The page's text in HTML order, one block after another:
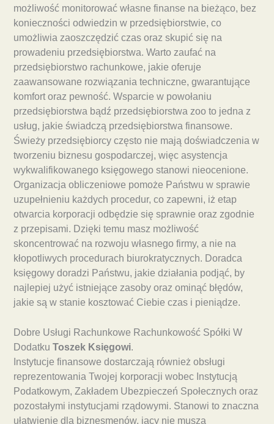
możliwość monitorować własne finanse na bieżąco, bez
konieczności odwiedzin w przedsiębiorstwie, co
umożliwia zaoszczędzić czas oraz skupić się na
prowadeniu przedsiębiorstwa. Warto zaufać na
przedsiębiorstwo rachunkowe, jakie oferuje
zaawansowane rozwiązania techniczne, gwarantujące
komfort oraz pewność. Wsparcie w powołaniu
przedsiębiorstwa bądź przedsiębiorstwa zoo to jedna z
usług, jakie świadczą przedsiębiorstwa finansowe.
Świeży przedsiębiorcy często nie mają doświadczenia w
tworzeniu biznesu gospodarczej, więc asystencja
wykwalifikowanego księgowego stanowi nieocenione.
Organizacja obliczeniowe pomoże Państwu w sprawie
uzupełnieniu każdych procedur, co zapewni, iż etap
otwarcia korporacji odbędzie się sprawnie oraz zgodnie
z przepisami. Dzięki temu masz możliwość
skoncentrować na rozwoju własnego firmy, a nie na
kłopotliwych procedurach biurokratycznych. Doradca
księgowy doradzi Państwu, jakie działania podjąć, by
najlepiej użyć istniejące zasoby oraz ominąć błędów,
jakie są w stanie kosztować Ciebie czas i pieniądze.
Dobre Usługi Rachunkowe Rachunkowość Spółki W
Dodatku Toszek Księgowi.
Instytucje finansowe dostarczają również obsługi
reprezentowania Twojej korporacji wobec Instytucją
Podatkowym, Zakładem Ubezpieczeń Społecznych oraz
pozostałymi instytucjami rządowymi. Stanowi to znaczna
ułatwienie dla biznesmenów, jacy nie muszą